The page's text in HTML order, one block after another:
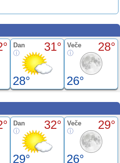
Dan 31°
28°
Veče 28°
26°
Dan 32°
29°
Veče 29°
26°